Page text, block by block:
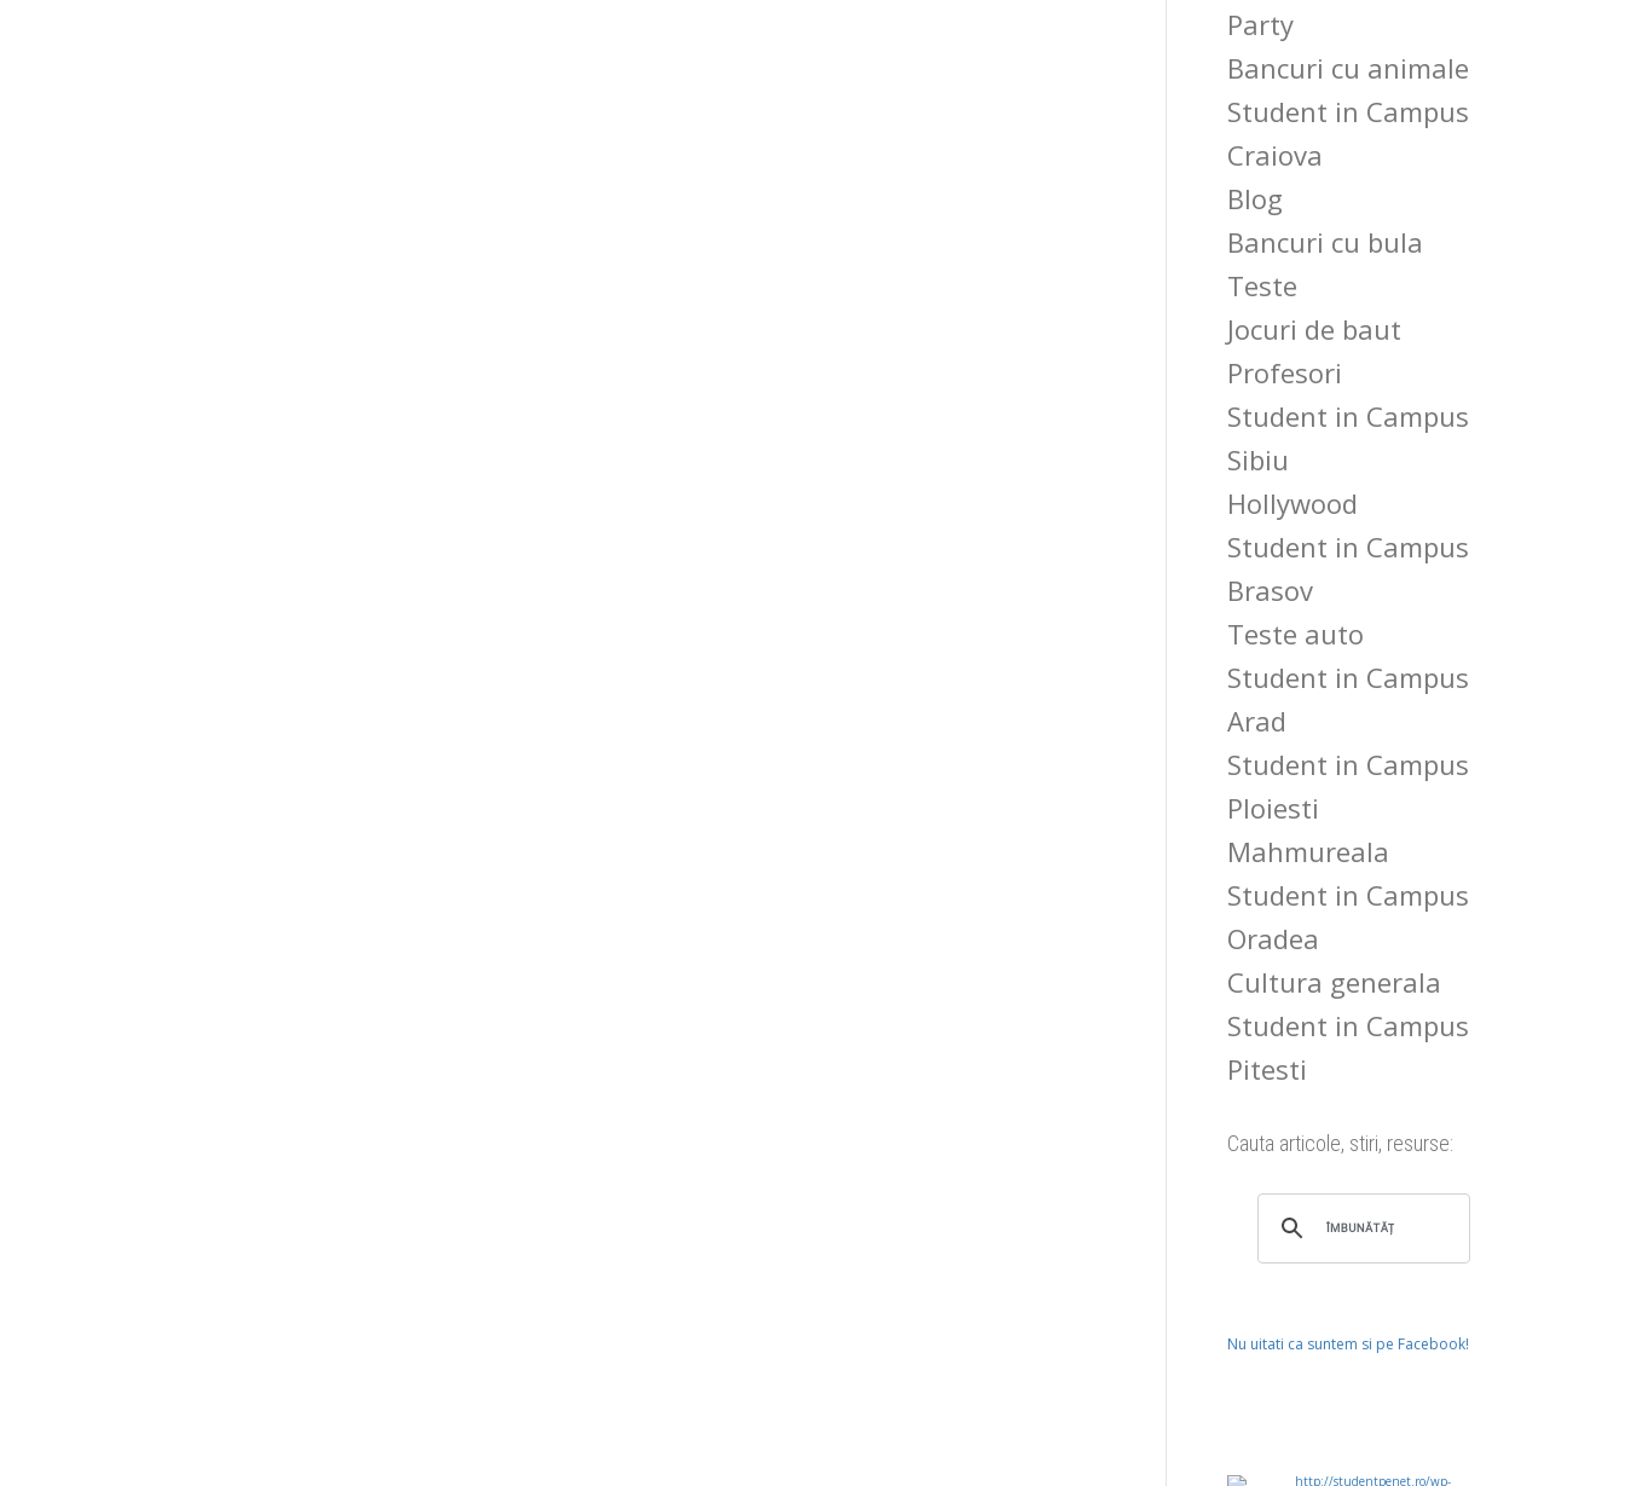
Party
Bancuri cu animale
Student in Campus
Craiova
Blog
Bancuri cu bula
Teste
Jocuri de baut
Profesori
Student in Campus
Sibiu
Hollywood
Student in Campus
Brasov
Teste auto
Student in Campus
Arad
Student in Campus
Ploiesti
Mahmureala
Student in Campus
Oradea
Cultura generala
Student in Campus
Pitesti
Cauta articole, stiri, resurse:
Nu uitati ca suntem si pe Facebook!